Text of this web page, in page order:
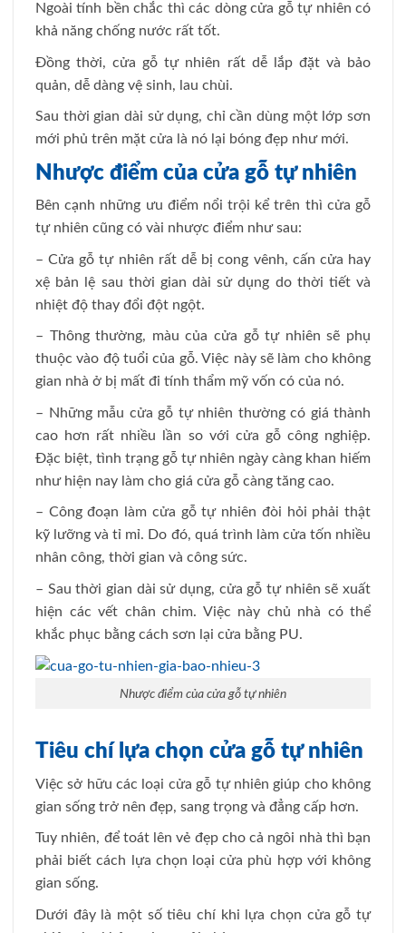
Ngoài tính bền chắc thì các dòng cửa gỗ tự nhiên có
khả năng chống nước rất tốt.
Đồng thời, cửa gỗ tự nhiên rất dễ lắp đặt và bảo
quản, dễ dàng vệ sinh, lau chùi.
Sau thời gian dài sử dụng, chỉ cần dùng một lớp sơn
mới phủ trên mặt cửa là nó lại bóng đẹp như mới.
Nhược điểm của cửa gỗ tự nhiên
Bên cạnh những ưu điểm nổi trội kể trên thì cửa gỗ
tự nhiên cũng có vài nhược điểm như sau:
– Cửa gỗ tự nhiên rất dễ bị cong vênh, cấn cửa hay
xệ bản lệ sau thời gian dài sử dụng do thời tiết và
nhiệt độ thay đổi đột ngột.
– Thông thường, màu của cửa gỗ tự nhiên sẽ phụ
thuộc vào độ tuổi của gỗ. Việc này sẽ làm cho không
gian nhà ở bị mất đi tính thẩm mỹ vốn có của nó.
– Những mẫu cửa gỗ tự nhiên thường có giá thành
cao hơn rất nhiều lần so với cửa gỗ công nghiệp.
Đặc biệt, tình trạng gỗ tự nhiên ngày càng khan hiếm
như hiện nay làm cho giá cửa gỗ càng tăng cao.
– Công đoạn làm cửa gỗ tự nhiên đòi hỏi phải thật
kỹ lưỡng và tỉ mỉ. Do đó, quá trình làm cửa tốn nhiều
nhân công, thời gian và công sức.
– Sau thời gian dài sử dụng, cửa gỗ tự nhiên sẽ xuất
hiện các vết chân chim. Việc này chủ nhà có thể
khắc phục bằng cách sơn lại cửa bằng PU.
Nhược điểm của cửa gỗ tự nhiên
Tiêu chí lựa chọn cửa gỗ tự nhiên
Việc sở hữu các loại cửa gỗ tự nhiên giúp cho không
gian sống trở nên đẹp, sang trọng và đẳng cấp hơn.
Tuy nhiên, để toát lên vẻ đẹp cho cả ngôi nhà thì bạn
phải biết cách lựa chọn loại cửa phù hợp với không
gian sống.
Dưới đây là một số tiêu chí khi lựa chọn cửa gỗ tự